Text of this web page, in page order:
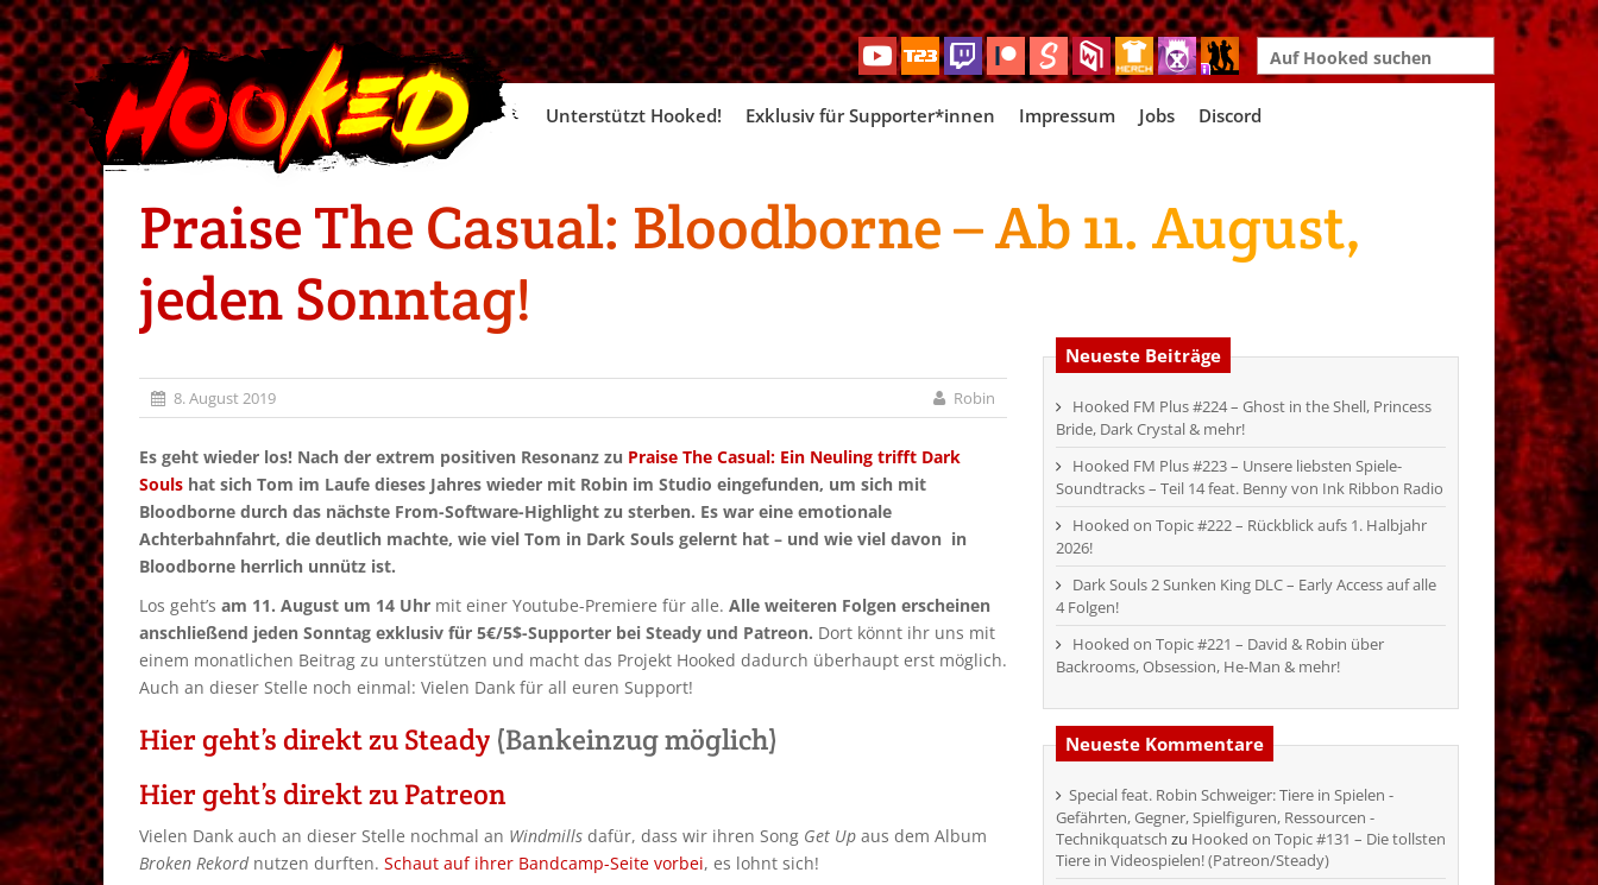
Search
for:
Skip
Unterstützt Hooked! Exklusiv für Supporter*innen Impressum Jobs Discord
Praise The Casual: Bloodborne – Ab 11. August,
jeden Sonntag!
8. August 2019 Robin
Es geht wieder los! Nach der extrem positiven Resonanz zu Praise The Casual: Ein Neuling trifft Dark
Souls hat sich Tom im Laufe dieses Jahres wieder mit Robin im Studio eingefunden, um sich mit
Bloodborne durch das nächste From-Software-Highlight zu sterben. Es war eine emotionale
Achterbahnfahrt, die deutlich machte, wie viel Tom in Dark Souls gelernt hat – und wie viel davon in
Bloodborne herrlich unnütz ist.
Los geht’s am 11. August um 14 Uhr mit einer Youtube-Premiere für alle. Alle weiteren Folgen erscheinen
anschließend jeden Sonntag exklusiv für 5€/5$-Supporter bei Steady und Patreon. Dort könnt ihr uns mit
einem monatlichen Beitrag zu unterstützen und macht das Projekt Hooked dadurch überhaupt erst möglich.
Auch an dieser Stelle noch einmal: Vielen Dank für all euren Support!
Hier geht’s direkt zu Steady (Bankeinzug möglich)
Hier geht’s direkt zu Patreon
Vielen Dank auch an dieser Stelle nochmal an Windmills dafür, dass wir ihren Song Get Up aus dem Album
Broken Rekordnutzen durften. Schaut auf ihrer Bandcamp-Seite vorbei, es lohnt sich!
Neueste Beiträge
Hooked FM Plus #224 – Ghost in the Shell, Princess
Bride, Dark Crystal & mehr!
Hooked FM Plus #223 – Unsere liebsten Spiele-
Soundtracks – Teil 14 feat. Benny von Ink Ribbon Radio
Hooked on Topic #222 – Rückblick aufs 1. Halbjahr
2026!
Dark Souls 2 Sunken King DLC – Early Access auf alle
4 Folgen!
Hooked on Topic #221 – David & Robin über
Backrooms, Obsession, He-Man & mehr!
Neueste Kommentare
Special feat. Robin Schweiger: Tiere in Spielen -
Gefährten, Gegner, Spielfiguren, Ressourcen -
Technikquatsch zu Hooked on Topic #131 – Die tollsten
Tiere in Videospielen! (Patreon/Steady)